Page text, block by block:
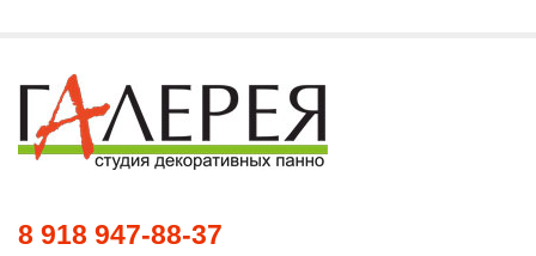
8 918 947-88-37